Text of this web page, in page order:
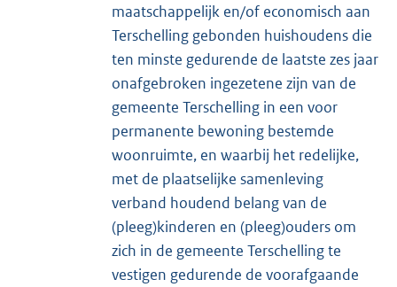
maatschappelijk en/of economisch aan
Terschelling gebonden huishoudens die
ten minste gedurende de laatste zes jaar
onafgebroken ingezetene zijn van de
gemeente Terschelling in een voor
permanente bewoning bestemde
woonruimte, en waarbij het redelijke,
met de plaatselijke samenleving
verband houdend belang van de
(pleeg)kinderen en (pleeg)ouders om
zich in de gemeente Terschelling te
vestigen gedurende de voorafgaande